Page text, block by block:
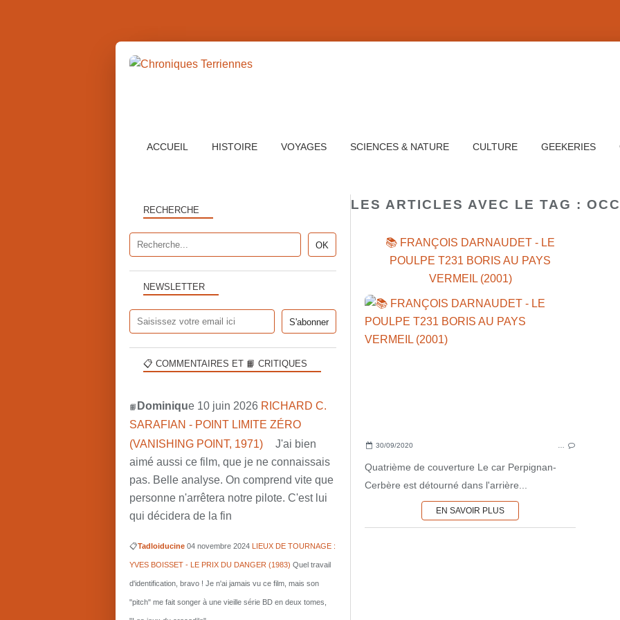
ACCUEIL HISTOIRE VOYAGES SCIENCES & NATURE CULTURE GEEKERIES
LES ARTICLES AVEC LE TAG :
📚 FRANÇOIS DARNAUDET - LE
POULPE T231 BORIS AU PAYS
VERMEIL (2001)
30/09/2020
Quatrième de couverture Le car Perpignan-
Cerbère est détourné dans l'arrière...
EN SAVOIR PLUS
NEWSLETTER
RECHERCHE
📋 COMMENTAIRES ET 📙 CRITIQUES
📙 Dominique 10 juin 2026 RICHARD C.
SARAFIAN - POINT LIMITE ZÉRO
(VANISHING POINT, 1971)
J'ai bien
aimé aussi ce film, que je ne connaissais
pas. Belle analyse. On comprend vite que
personne n'arrêtera notre pilote. C'est lui
qui décidera de la fin
📋Tadloiducine 04 novembre 2024 LIEUX DE TOURNAGE :
YVES BOISSET - LE PRIX DU DANGER (1983) Quel travail
d'identification, bravo ! Je n'ai jamais vu ce film, mais son
"pitch" me fait songer à une vieille série BD en deux tomes,